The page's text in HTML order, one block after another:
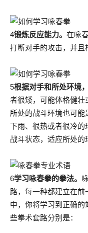
4锻炼反应能力。 在咏
打断对手的攻击，并且
5根据对手和所处环境
者很矮，可能体格健
所处的战斗环境也可
下雨、很热或者很冷
战斗状态，适应所处的
6学习咏春拳的拳法。
路，每一种都建立在
中，你将学习到正确
些拳术套路分别是：